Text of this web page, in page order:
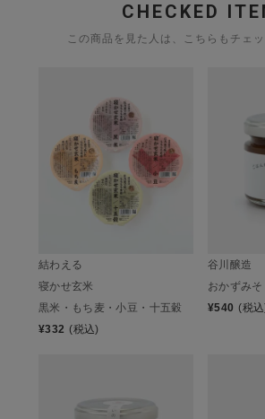
CHECKED
この商品を見た人は、こちらもチェ
結わえる
寝かせ玄米
黒米・もち麦・小豆・十五穀
¥332 (税込)
谷川醸造
おかずみ
¥540 (税